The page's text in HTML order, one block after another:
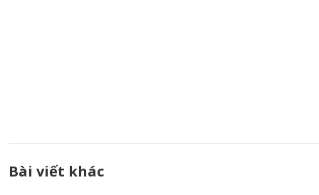
Bài viết khác